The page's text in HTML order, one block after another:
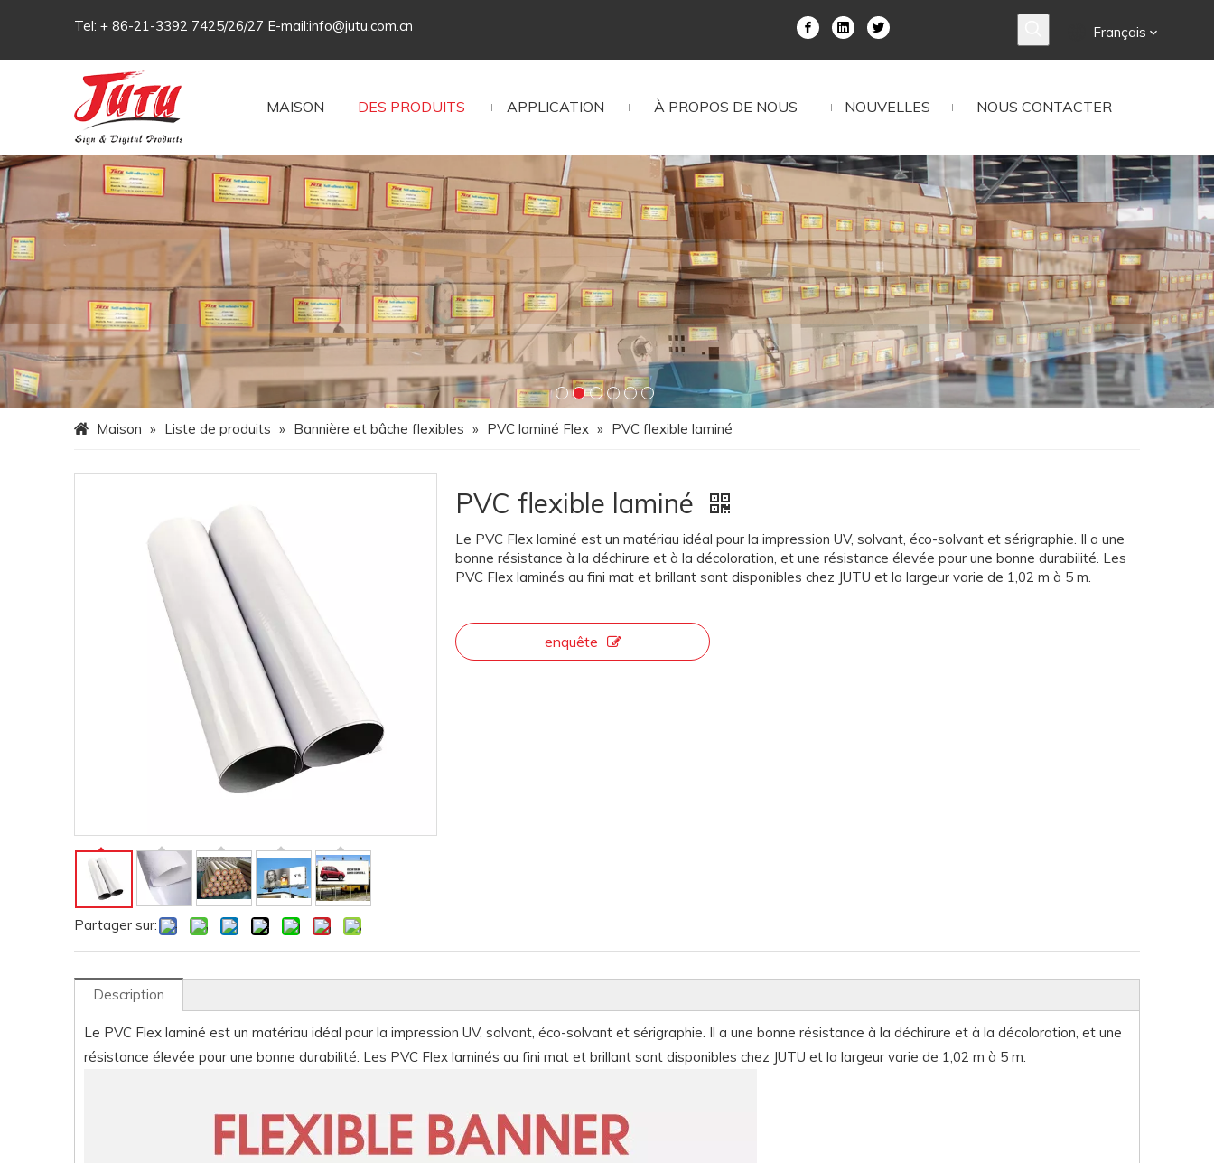
Tel: + 86-21-3392 7425/26/27 E-mail:info@jutu.com.cn Français
MAISON DES PRODUITS APPLICATION À PROPOS DE NOUS NOUVELLES NOUS CONTACTER
Maison » Liste de produits » Bannière et bâche flexibles » PVC laminé Flex » PVC flexible laminé
Partager sur:
PVC flexible laminé
Le PVC Flex laminé est un matériau idéal pour la impression UV, solvant, éco-solvant et sérigraphie. Il a une
bonne résistance à la déchirure et à la décoloration, et une résistance élevée pour une bonne durabilité. Les
PVC Flex laminés au fini mat et brillant sont disponibles chez JUTU et la largeur varie de 1,02 m à 5 m.
enquête
Description
Le PVC Flex laminé est un matériau idéal pour la impression UV, solvant, éco-solvant et sérigraphie. Il a une bonne résistance à la déchirure et à la décoloration, et une
résistance élevée pour une bonne durabilité. Les PVC Flex laminés au fini mat et brillant sont disponibles chez JUTU et la largeur varie de 1,02 m à 5 m.